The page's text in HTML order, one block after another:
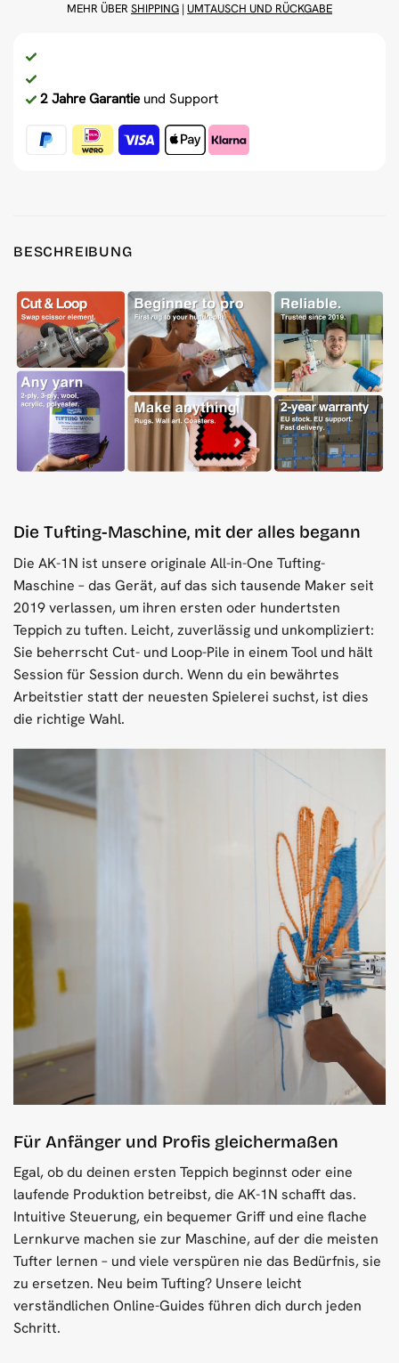
MEHR ÜBER SHIPPING | UMTAUSCH UND RÜCKGABE
2 Jahre Garantieund Support
BESCHREIBUNG
Die Tufting-Maschine, mit der alles begann
Die AK-1N ist unsere originale All-in-One Tufting-
Maschine – das Gerät, auf das sich tausende Maker seit
2019 verlassen, um ihren ersten oder hundertsten
Teppich zu tuften. Leicht, zuverlässig und unkompliziert:
Sie beherrscht Cut- und Loop-Pile in einem Tool und hält
Session für Session durch. Wenn du ein bewährtes
Arbeitstier statt der neuesten Spielerei suchst, ist dies
die richtige Wahl.
Für Anfänger und Profis gleichermaßen
Egal, ob du deinen ersten Teppich beginnst oder eine
laufende Produktion betreibst, die AK-1N schafft das.
Intuitive Steuerung, ein bequemer Griff und eine flache
Lernkurve machen sie zur Maschine, auf der die meisten
Tufter lernen – und viele verspüren nie das Bedürfnis, sie
zu ersetzen. Neu beim Tufting? Unsere leicht
verständlichen Online-Guides führen dich durch jeden
Schritt.